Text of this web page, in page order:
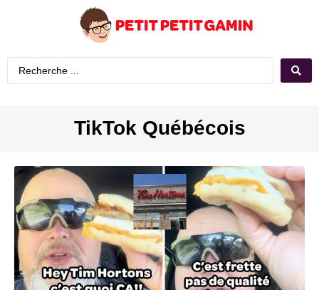
TikTok Québécois